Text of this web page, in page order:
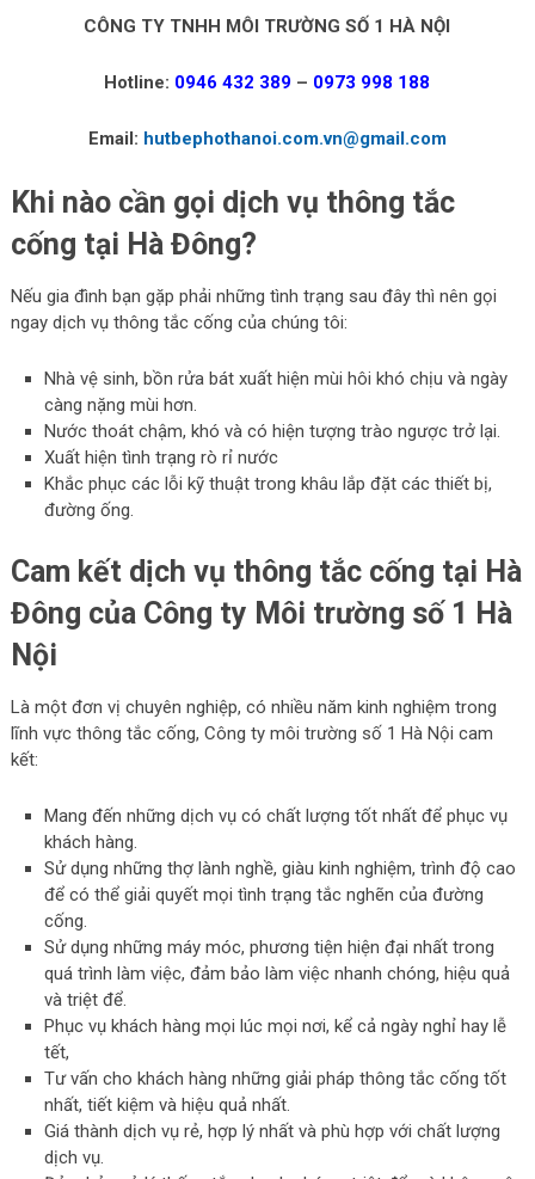
CÔNG TY TNHH MÔI TRƯỜNG SỐ 1 HÀ NỘI
Hotline: 0946 432 389 – 0973 998 188
Email: hutbephothanoi.com.vn@gmail.com
Khi nào cần gọi dịch vụ thông tắc
cống tại Hà Đông?
Nếu gia đình bạn gặp phải những tình trạng sau đây thì nên gọi
ngay dịch vụ thông tắc cống của chúng tôi:
Nhà vệ sinh, bồn rửa bát xuất hiện mùi hôi khó chịu và ngày
càng nặng mùi hơn.
Nước thoát chậm, khó và có hiện tượng trào ngược trở lại.
Xuất hiện tình trạng rò rỉ nước
Khắc phục các lỗi kỹ thuật trong khâu lắp đặt các thiết bị,
đường ống.
Cam kết dịch vụ thông tắc cống tại Hà
Đông của Công ty Môi trường số 1 Hà
Nội
Là một đơn vị chuyên nghiệp, có nhiều năm kinh nghiệm trong
lĩnh vực thông tắc cống, Công ty môi trường số 1 Hà Nội cam
kết:
Mang đến những dịch vụ có chất lượng tốt nhất để phục vụ
khách hàng.
Sử dụng những thợ lành nghề, giàu kinh nghiệm, trình độ cao
để có thể giải quyết mọi tình trạng tắc nghẽn của đường
cống.
Sử dụng những máy móc, phương tiện hiện đại nhất trong
quá trình làm việc, đảm bảo làm việc nhanh chóng, hiệu quả
và triệt để.
Phục vụ khách hàng mọi lúc mọi nơi, kể cả ngày nghỉ hay lễ
tết,
Tư vấn cho khách hàng những giải pháp thông tắc cống tốt
nhất, tiết kiệm và hiệu quả nhất.
Giá thành dịch vụ rẻ, hợp lý nhất và phù hợp với chất lượng
dịch vụ.